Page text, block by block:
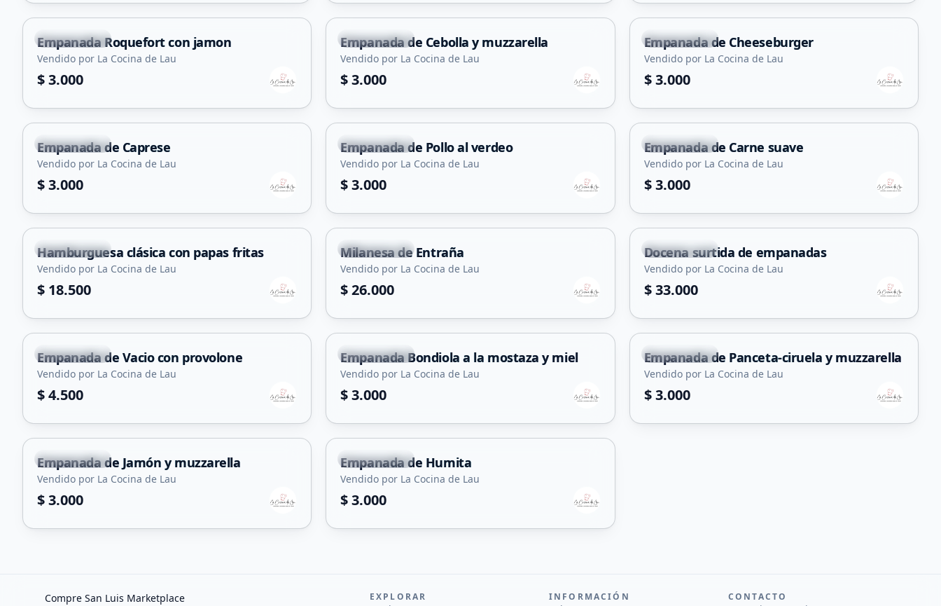
Juana Koslay
Empanada Roquefort con jamon
Vendido por La Cocina de Lau
$ 3.000
Juana Koslay
Empanada de Cebolla y muzzarella
Vendido por La Cocina de Lau
$ 3.000
Juana Koslay
Empanada de Cheeseburger
Vendido por La Cocina de Lau
$ 3.000
Juana Koslay
Empanada de Caprese
Vendido por La Cocina de Lau
$ 3.000
Juana Koslay
Empanada de Pollo al verdeo
Vendido por La Cocina de Lau
$ 3.000
Juana Koslay
Empanada de Carne suave
Vendido por La Cocina de Lau
$ 3.000
Juana Koslay
Hamburguesa clásica con papas fritas
Vendido por La Cocina de Lau
$ 18.500
Juana Koslay
Milanesa de Entraña
Vendido por La Cocina de Lau
$ 26.000
Juana Koslay
Docena surtida de empanadas
Vendido por La Cocina de Lau
$ 33.000
Juana Koslay
Empanada de Vacio con provolone
Vendido por La Cocina de Lau
$ 4.500
Juana Koslay
Empanada Bondiola a la mostaza y miel
Vendido por La Cocina de Lau
$ 3.000
Juana Koslay
Empanada de Panceta-ciruela y muzzarella
Vendido por La Cocina de Lau
$ 3.000
Juana Koslay
Empanada de Jamón y muzzarella
Vendido por La Cocina de Lau
$ 3.000
Juana Koslay
Empanada de Humita
Vendido por La Cocina de Lau
$ 3.000
Compre San Luis Marketplace
EXPLORAR INFORMACIÓN CONTACTO